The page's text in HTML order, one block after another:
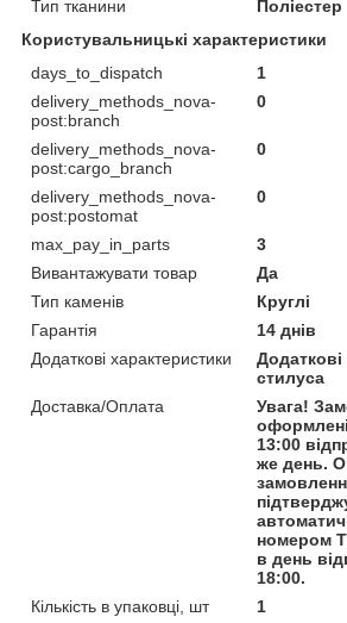
Тип тканини
Поліестер
Користувальницькі характеристики
days_to_dispatch
1
delivery_methods_nova-
post:branch
0
delivery_methods_nova-
post:cargo_branch
0
delivery_methods_nova-
post:postomat
0
max_pay_in_parts
3
Вивантажувати товар
Да
Тип каменів
Круглі
Гарантія
14 днів
Додаткові характеристики
стилуса
Доставка/Оплата
Увага!
13:00
же день.
номером
в день
18:00.
Кількість в упаковці, шт
1